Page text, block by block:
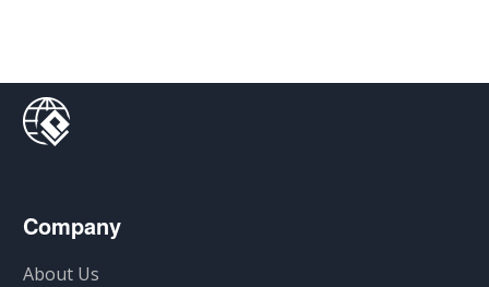
Company
About Us